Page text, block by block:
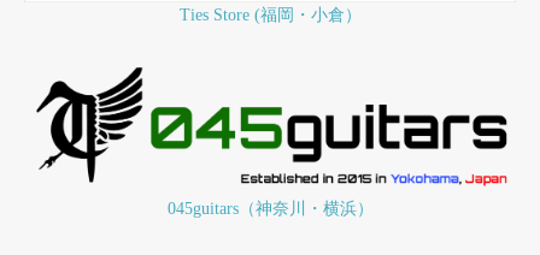
Ties Store (福岡・小倉）
045guitars（神奈川・横浜）